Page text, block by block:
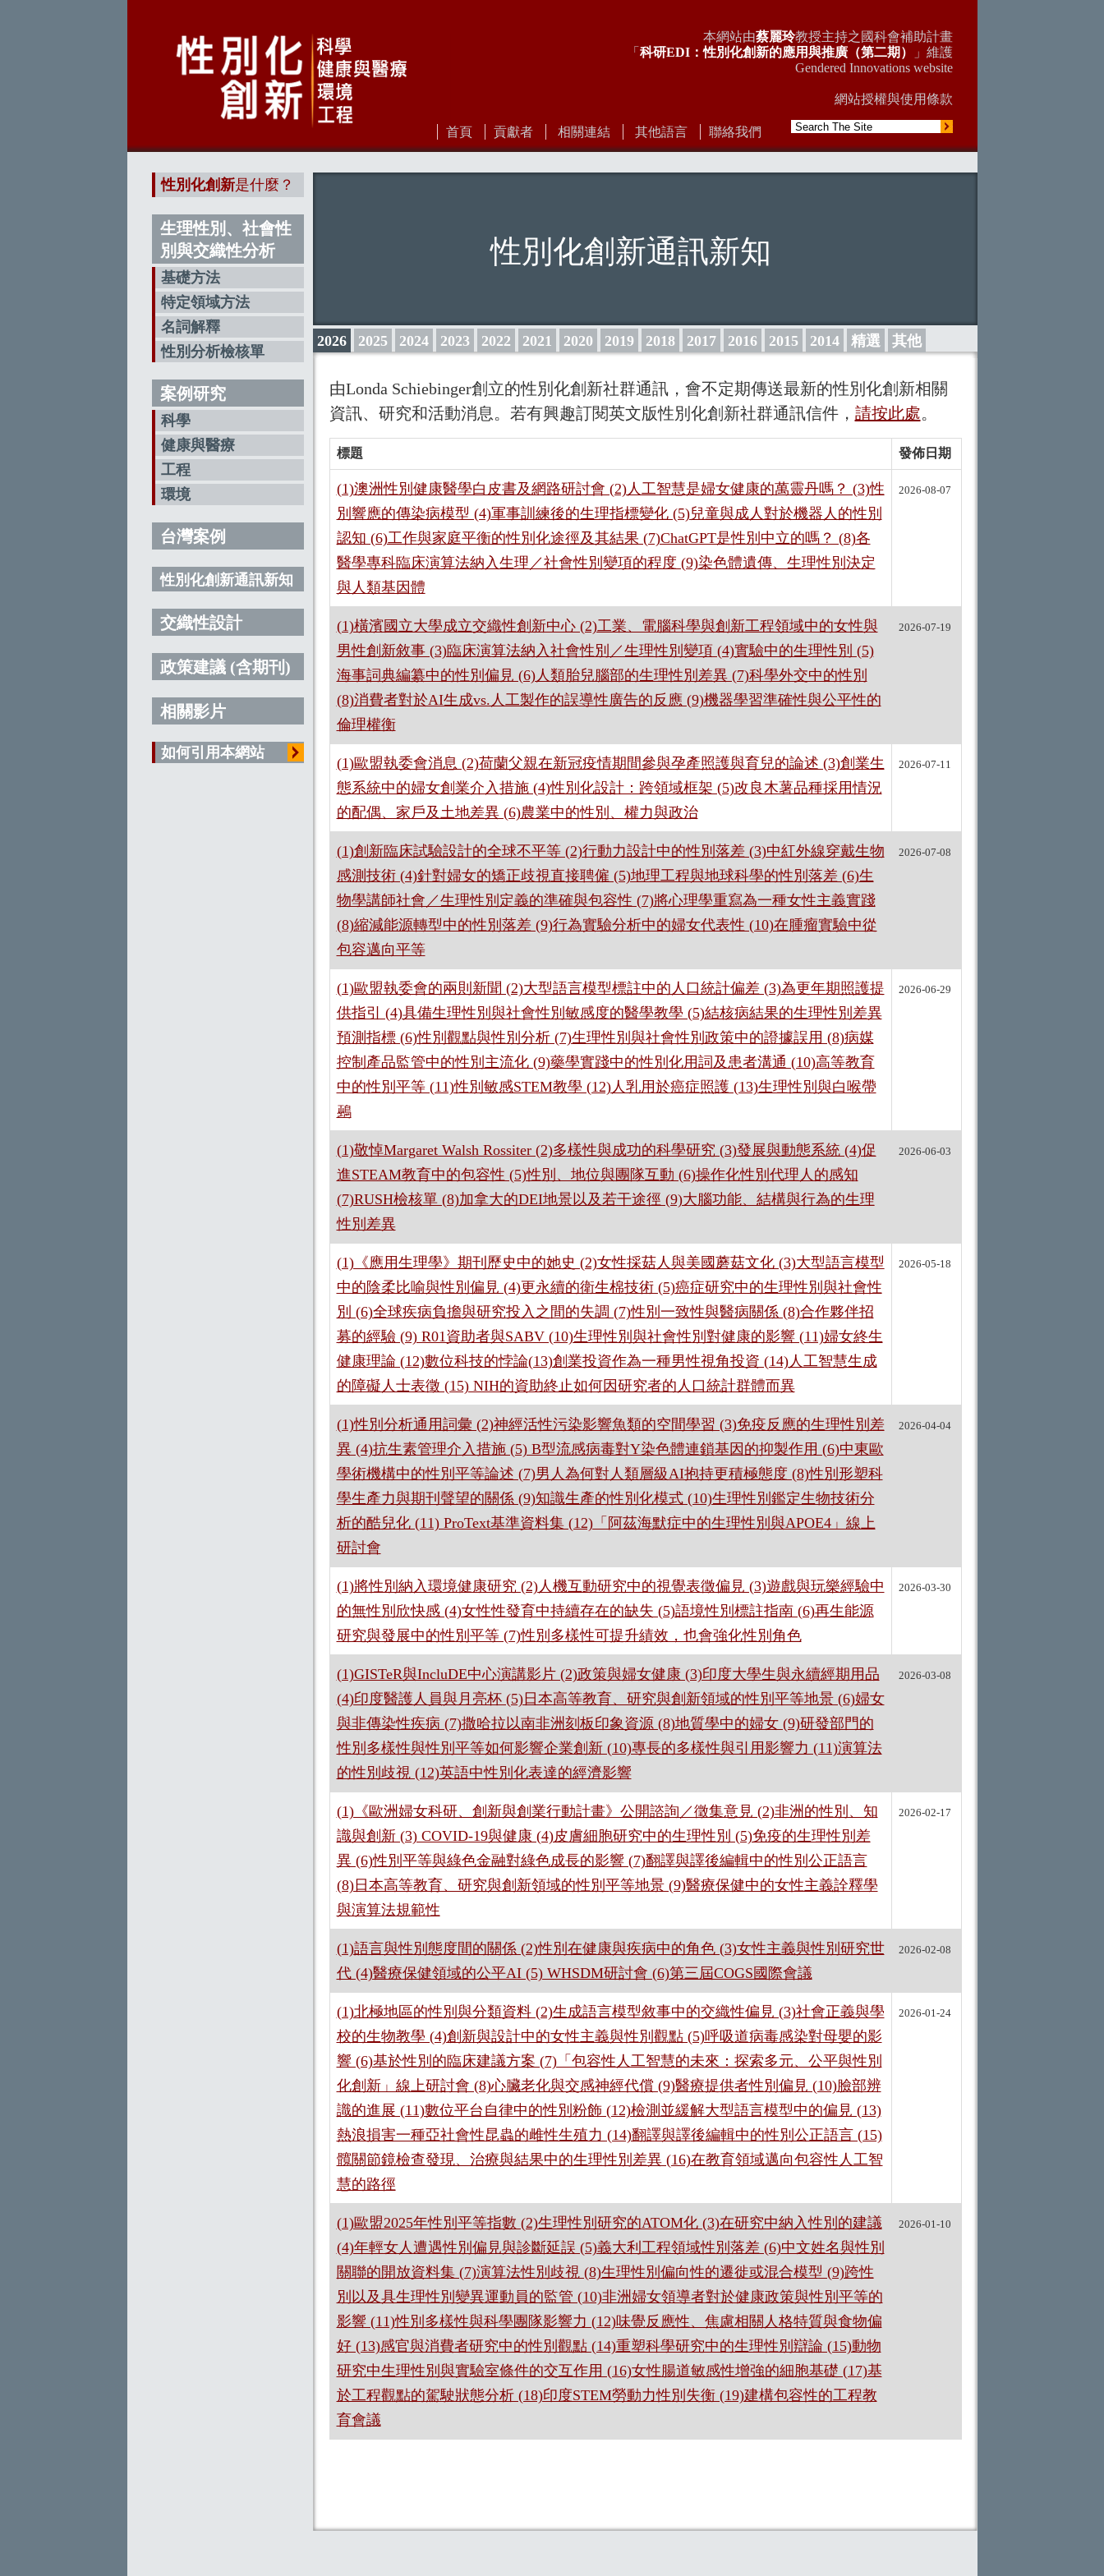
本網站由蔡麗玲教授主持之國科會補助計畫
「 科研EDI：性別化創新的應用與推廣（第二期）
」維護
Gendered Innovations website
網站授權與使用條款
首頁 貢獻者 相關連結 其他語言 聯絡我們
性別化創新是什麼？
生理性別、社會性
別與交織性分析
基礎方法
特定領域方法
名詞解釋
性別分析檢核單
案例研究
科學
健康與醫療
工程
環境
台灣案例
性別化創新通訊新知
交織性設計
政策建議 (含期刊)
相關影片
如何引用本網站
性別化創新通訊新知
2026 2025 2024 2023 2022 2021 2020 2019 2018 2017 2016 2015 2014 精選 其他
由Londa Schiebinger創立的性別化創新社群通訊，會不定期傳送最新的性別化創新相關
資訊、研究和活動消息。若有興趣訂閱英文版性別化創新社群通訊信件， 請按此處。
標題 發佈日期
(1)澳洲性別健康醫學白皮書及網路研討會 (2)人工智慧是婦女健康的萬靈丹嗎？ (3)性
別響應的傳染病模型 (4)軍事訓練後的生理指標變化 (5)兒童與成人對於機器人的性別
認知 (6)工作與家庭平衡的性別化途徑及其結果 (7)ChatGPT是性別中立的嗎？ (8)各
醫學專科臨床演算法納入生理／社會性別變項的程度 (9)染色體遺傳、生理性別決定
與人類基因體
2026-08-07
(1)橫濱國立大學成立交織性創新中心 (2)工業、電腦科學與創新工程領域中的女性與
男性創新敘事 (3)臨床演算法納入社會性別／生理性別變項 (4)實驗中的生理性別 (5)
海事詞典編纂中的性別偏見 (6)人類胎兒腦部的生理性別差異 (7)科學外交中的性別
(8)消費者對於AI生成vs.人工製作的誤導性廣告的反應 (9)機器學習準確性與公平性的
倫理權衡
2026-07-19
(1)歐盟執委會消息 (2)荷蘭父親在新冠疫情期間參與孕產照護與育兒的論述 (3)創業生
態系統中的婦女創業介入措施 (4)性別化設計：跨領域框架 (5)改良木薯品種採用情況
的配偶、家戶及土地差異 (6)農業中的性別、權力與政治
2026-07-11
(1)創新臨床試驗設計的全球不平等 (2)行動力設計中的性別落差 (3)中紅外線穿戴生物
感測技術 (4)針對婦女的矯正歧視直接聘僱 (5)地理工程與地球科學的性別落差 (6)生
物學講師社會／生理性別定義的準確與包容性 (7)將心理學重寫為一種女性主義實踐
(8)縮減能源轉型中的性別落差 (9)行為實驗分析中的婦女代表性 (10)在腫瘤實驗中從
包容邁向平等
2026-07-08
(1)歐盟執委會的兩則新聞 (2)大型語言模型標註中的人口統計偏差 (3)為更年期照護提
供指引 (4)具備生理性別與社會性別敏感度的醫學教學 (5)結核病結果的生理性別差異
預測指標 (6)性別觀點與性別分析 (7)生理性別與社會性別政策中的證據誤用 (8)病媒
控制產品監管中的性別主流化 (9)藥學實踐中的性別化用詞及患者溝通 (10)高等教育
中的性別平等 (11)性別敏感STEM教學 (12)人乳用於癌症照護 (13)生理性別與白喉帶
鵐
2026-06-29
(1)敬悼Margaret Walsh Rossiter (2)多樣性與成功的科學研究 (3)發展與動態系統 (4)促
進STEAM教育中的包容性 (5)性別、地位與團隊互動 (6)操作化性別代理人的感知
(7)RUSH檢核單 (8)加拿大的DEI地景以及若干途徑 (9)大腦功能、結構與行為的生理
性別差異
2026-06-03
(1)《應用生理學》期刊歷史中的她史 (2)女性採菇人與美國蘑菇文化 (3)大型語言模型
中的陰柔比喻與性別偏見 (4)更永續的衛生棉技術 (5)癌症研究中的生理性別與社會性
別 (6)全球疾病負擔與研究投入之間的失調 (7)性別一致性與醫病關係 (8)合作夥伴招
募的經驗 (9) R01資助者與SABV (10)生理性別與社會性別對健康的影響 (11)婦女終生
健康理論 (12)數位科技的悖論(13)創業投資作為一種男性視角投資 (14)人工智慧生成
的障礙人士表徵 (15) NIH的資助終止如何因研究者的人口統計群體而異
2026-05-18
(1)性別分析通用詞彙 (2)神經活性污染影響魚類的空間學習 (3)免疫反應的生理性別差
異 (4)抗生素管理介入措施 (5) B型流感病毒對Y染色體連鎖基因的抑製作用 (6)中東歐
學術機構中的性別平等論述 (7)男人為何對人類層級AI抱持更積極態度 (8)性別形塑科
學生產力與期刊聲望的關係 (9)知識生產的性別化模式 (10)生理性別鑑定生物技術分
析的酷兒化 (11) ProText基準資料集 (12)「阿茲海默症中的生理性別與APOE4」線上
研討會
2026-04-04
(1)將性別納入環境健康研究 (2)人機互動研究中的視覺表徵偏見 (3)遊戲與玩樂經驗中
的無性別欣快感 (4)女性性發育中持續存在的缺失 (5)語境性別標註指南 (6)再生能源
研究與發展中的性別平等 (7)性別多樣性可提升績效，也會強化性別角色
2026-03-30
(1)GISTeR與IncluDE中心演講影片 (2)政策與婦女健康 (3)印度大學生與永續經期用品
(4)印度醫護人員與月亮杯 (5)日本高等教育、研究與創新領域的性別平等地景 (6)婦女
與非傳染性疾病 (7)撒哈拉以南非洲刻板印象資源 (8)地質學中的婦女 (9)研發部門的
性別多樣性與性別平等如何影響企業創新 (10)專長的多樣性與引用影響力 (11)演算法
的性別歧視 (12)英語中性別化表達的經濟影響
2026-03-08
(1)《歐洲婦女科研、創新與創業行動計畫》公開諮詢／徵集意見 (2)非洲的性別、知
識與創新 (3) COVID-19與健康 (4)皮膚細胞研究中的生理性別 (5)免疫的生理性別差
異 (6)性別平等與綠色金融對綠色成長的影響 (7)翻譯與譯後編輯中的性別公正語言
(8)日本高等教育、研究與創新領域的性別平等地景 (9)醫療保健中的女性主義詮釋學
與演算法規範性
2026-02-17
(1)語言與性別態度間的關係 (2)性別在健康與疾病中的角色 (3)女性主義與性別研究世
代 (4)醫療保健領域的公平AI (5) WHSDM研討會 (6)第三屆COGS國際會議
2026-02-08
(1)北極地區的性別與分類資料 (2)生成語言模型敘事中的交織性偏見 (3)社會正義與學
校的生物教學 (4)創新與設計中的女性主義與性別觀點 (5)呼吸道病毒感染對母嬰的影
響 (6)基於性別的臨床建議方案 (7)「包容性人工智慧的未來：探索多元、公平與性別
化創新」線上研討會 (8)心臟老化與交感神經代償 (9)醫療提供者性別偏見 (10)臉部辨
識的進展 (11)數位平台自律中的性別粉飾 (12)檢測並緩解大型語言模型中的偏見 (13)
熱浪損害一種亞社會性昆蟲的雌性生殖力 (14)翻譯與譯後編輯中的性別公正語言 (15)
髖關節鏡檢查發現、治療與結果中的生理性別差異 (16)在教育領域邁向包容性人工智
慧的路徑
2026-01-24
(1)歐盟2025年性別平等指數 (2)生理性別研究的ATOM化 (3)在研究中納入性別的建議
(4)年輕女人遭遇性別偏見與診斷延誤 (5)義大利工程領域性別落差 (6)中文姓名與性別
關聯的開放資料集 (7)演算法性別歧視 (8)生理性別偏向性的遷徙或混合模型 (9)跨性
別以及具生理性別變異運動員的監管 (10)非洲婦女領導者對於健康政策與性別平等的
影響 (11)性別多樣性與科學團隊影響力 (12)味覺反應性、焦慮相關人格特質與食物偏
好 (13)感官與消費者研究中的性別觀點 (14)重塑科學研究中的生理性別辯論 (15)動物
研究中生理性別與實驗室條件的交互作用 (16)女性腸道敏感性增強的細胞基礎 (17)基
於工程觀點的駕駛狀態分析 (18)印度STEM勞動力性別失衡 (19)建構包容性的工程教
育會議
2026-01-10